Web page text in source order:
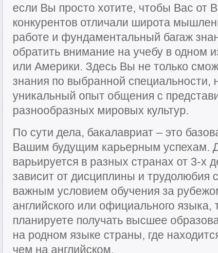
если Вы просто хотите, чтобы Вас от
конкурентов отличали широта
работе и фундаментальный багаж
обратить внимание на учебу в одном
или Америки. Здесь Вы не только
знания по выбранной специальности,
уникальный опыт общения с
разнообразных мировых культур.
По сути дела, бакалавриат – это
Вашим будущим карьерным успехам.
варьируется в разных странах от 3-х
зависит от дисциплины и трудолюбия
важным условием обучения за
английского или официального
планируете получать высшее
на родном языке страны, где
чем на английском.